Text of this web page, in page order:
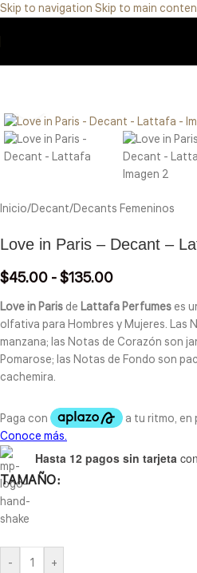
Skip to navigation Skip to main
Inicio/Decant/Decants Femeninos
Love in Paris – Decant –
$45.00-$135.00
Love in Paris de Lattafa Perfumes es
olfativa para Hombres y Mujeres. Las
manzana; las Notas de Corazón son
Pomarose; las Notas de Fondo son
cachemira.
Hasta 12 pagos sin tarjeta
TAMAÑO
- +